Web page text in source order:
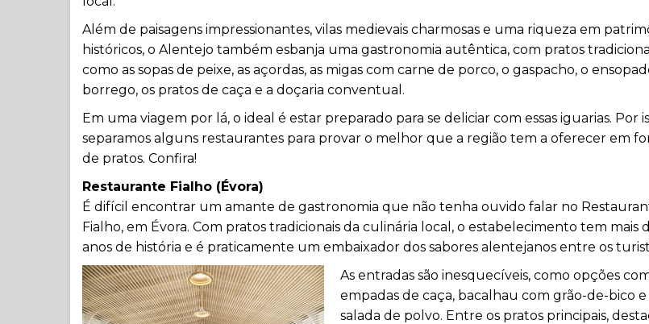
Além de paisagens impressionantes, vilas medievais charmosas e uma riqueza em
históricos, o Alentejo também esbanja uma gastronomia autêntica, com pratos
como as sopas de peixe, as açordas, as migas com carne de porco, o gaspacho, o
borrego, os pratos de caça e a doçaria conventual.
Em uma viagem por lá, o ideal é estar preparado para se deliciar com essas iguarias. Por
separamos alguns restaurantes para provar o melhor que a região tem a oferecer em
de pratos. Confira!
Restaurante Fialho (Évora)
É difícil encontrar um amante de gastronomia que não tenha ouvido falar no
Fialho, em Évora. Com pratos tradicionais da culinária local, o estabelecimento tem mais
anos de história e é praticamente um embaixador dos sabores alentejanos entre os
As entradas são inesquecíveis, como opções
empadas de caça, bacalhau com grão-de-bico e
salada de polvo. Entre os pratos principais,